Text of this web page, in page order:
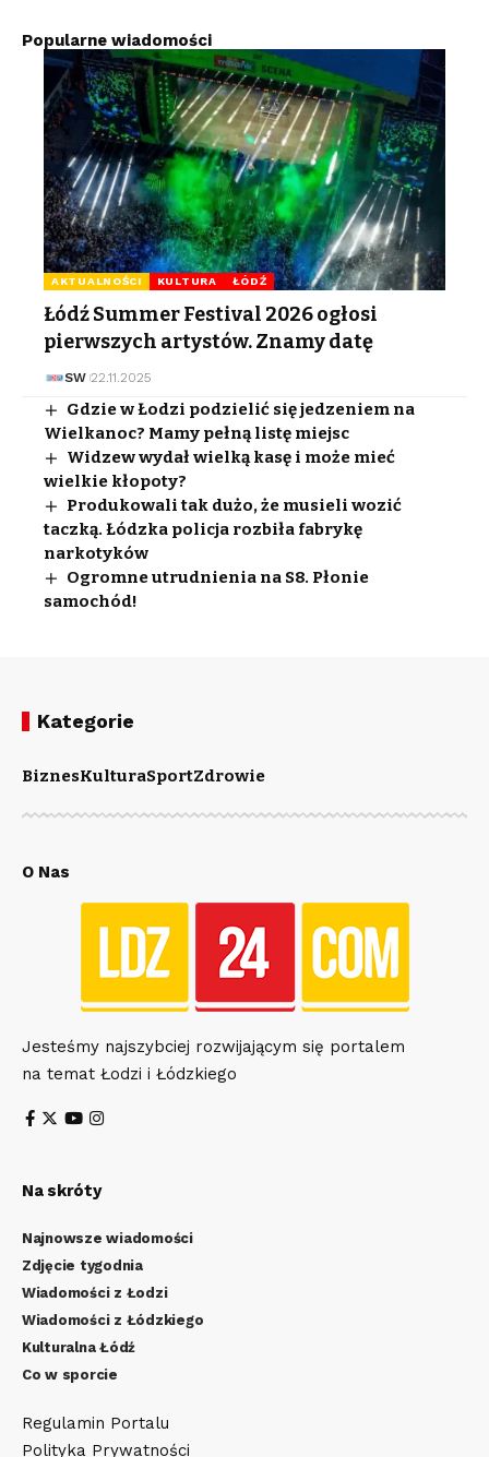
Popularne wiadomości
AKTUALNOŚCI KULTURA ŁÓDŹ
Łódź Summer Festival 2026 ogłosi
pierwszych artystów. Znamy datę
SW 22.11.2025
Gdzie w Łodzi podzielić się jedzeniem na
Wielkanoc? Mamy pełną listę miejsc
Widzew wydał wielką kasę i może mieć
wielkie kłopoty?
Produkowali tak dużo, że musieli wozić
taczką. Łódzka policja rozbiła fabrykę
narkotyków
Ogromne utrudnienia na S8. Płonie
samochód!
Kategorie
BiznesKulturaSportZdrowie
O Nas
Jesteśmy najszybciej rozwijającym się portalem
na temat Łodzi i Łódzkiego
Na skróty
Najnowsze wiadomości
Zdjęcie tygodnia
Wiadomości z Łodzi
Wiadomości z Łódzkiego
Kulturalna Łódź
Co w sporcie
Regulamin Portalu
Polityka Prywatności